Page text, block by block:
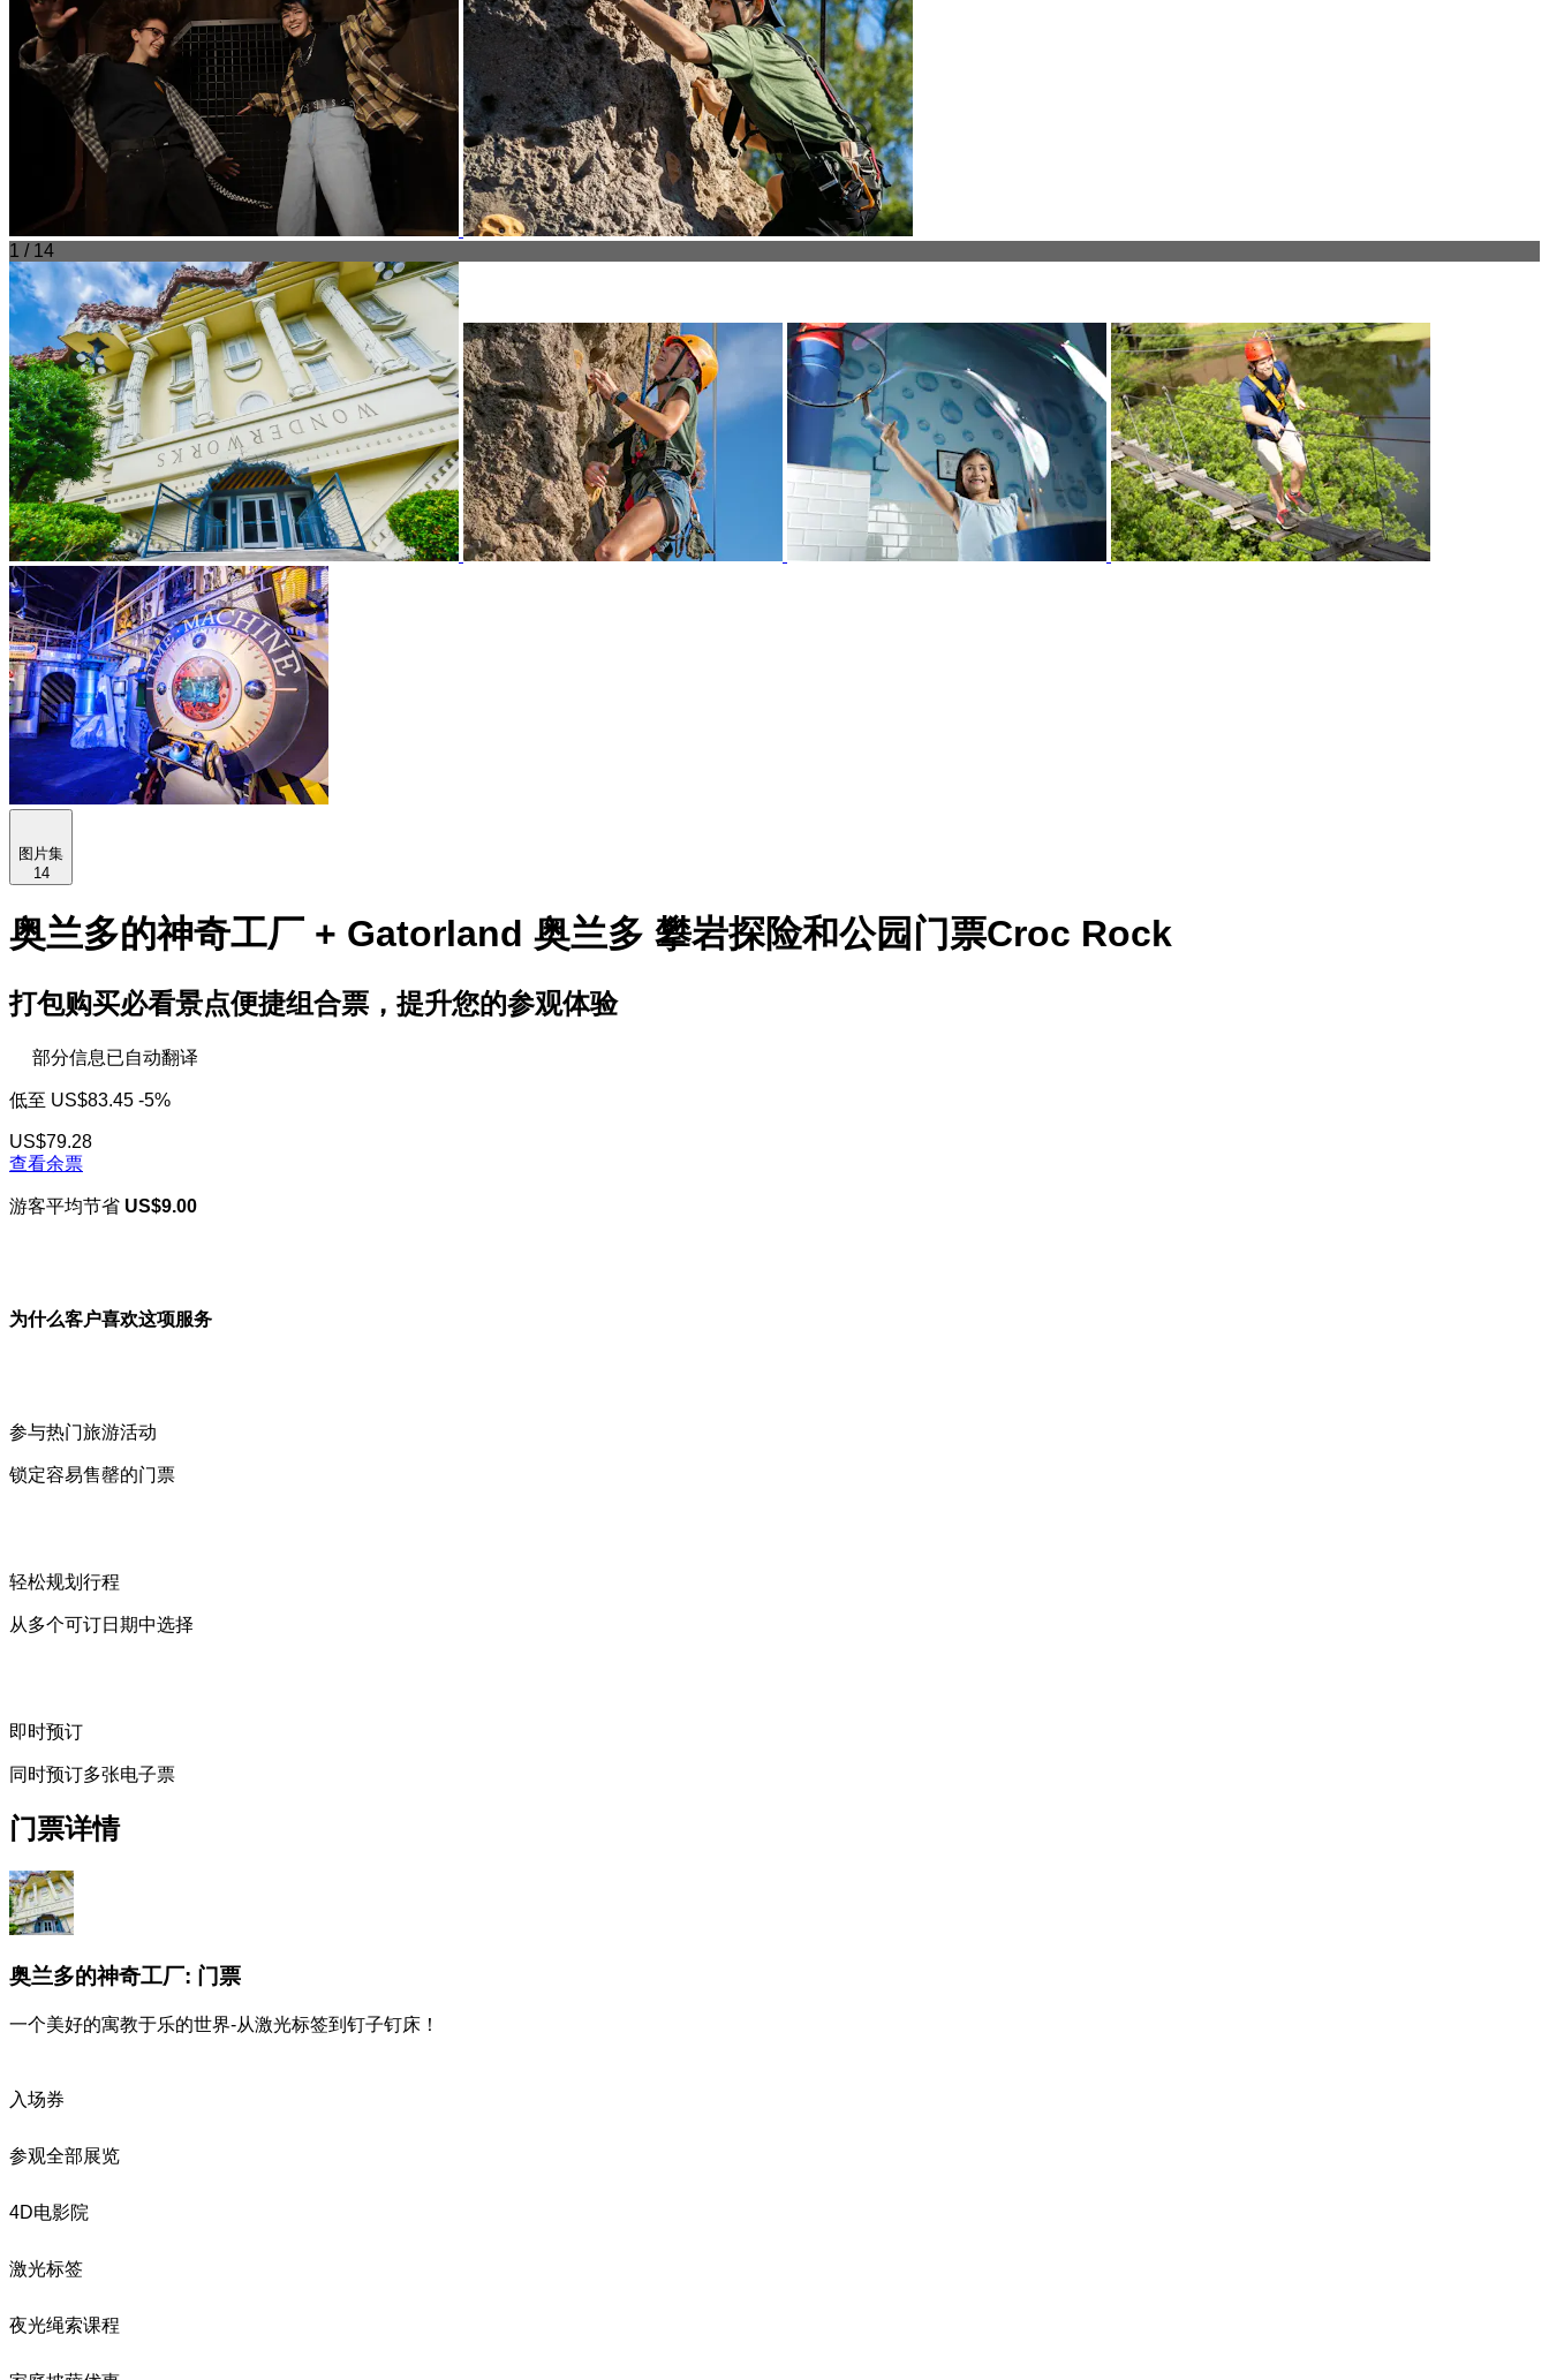
1 / 14
图片集
14
奥兰多的神奇工厂 + Gatorland 奥兰多 攀岩探险和公园门票Croc Rock
打包购买必看景点便捷组合票，提升您的参观体验
部分信息已自动翻译
低至 US$83.45 -5%
US$79.28
查看余票
游客平均节省 US$9.00
为什么客户喜欢这项服务
参与热门旅游活动
锁定容易售罄的门票
轻松规划行程
从多个可订日期中选择
即时预订
同时预订多张电子票
门票详情
奥兰多的神奇工厂: 门票
一个美好的寓教于乐的世界-从激光标签到钉子钉床！
入场券
参观全部展览
4D电影院
激光标签
夜光绳索课程